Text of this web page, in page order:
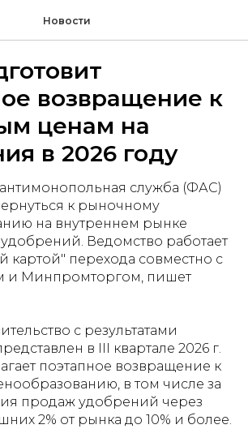
Новости
возвращение к
ценам на
в 2026 году
служба (ФАС)
к рыночному
на внутреннем рынке
Ведомство работает
картой" перехода совместно с
и Минпромторгом, пишет
с результатами
в III квартале 2026 г.
поэтапное возвращение к
в том числе за
продаж удобрений через
2% от рынка до 10% и более.